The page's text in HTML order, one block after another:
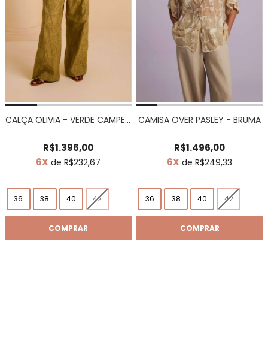
CALÇA OLIVIA - VERDE CAMPESTRE
R$1.396,00
6X de R$232,67
36 38 40 42
COMPRAR
CAMISA OVER PASLEY - BRUMA
R$1.496,00
6X de R$249,33
36 38 40 42
COMPRAR